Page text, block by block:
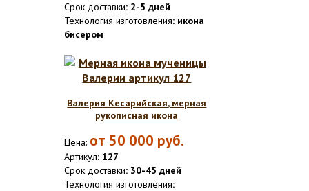
Срок доставки: 2-5 дней
Технология изготовления: икона
бисером
Валерия Кесарийская, мерная
рукописная икона
Цена: от 50 000 руб.
Артикул: 127
Срок доставки: 30-45 дней
Технология изготовления: